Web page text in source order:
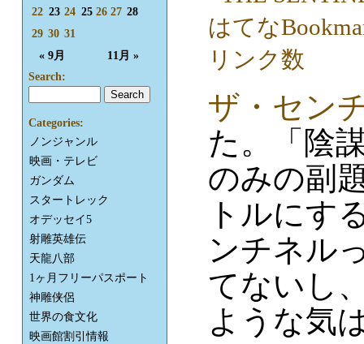
ザ・セン
た。「陰
のみの副
トルにす
ンチネル
てないし
ような気
« 9月 11月 »
22 23 24 25 26 27 28
29 30 31
Search:
Categories:
ノンジャンル
映画・テレビ
ガンダム
スタートレック
オデッセイ5
射雕英雄伝
天龍八部
1ヶ月フリーパスポート
神雕侠侶
世界の食文化
映画館割引情報